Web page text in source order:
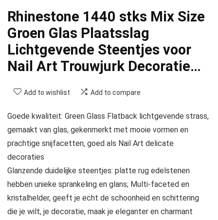
Rhinestone 1440 stks Mix Size
Groen Glas Plaatsslag
Lichtgevende Steentjes voor
Nail Art Trouwjurk Decoratie…
Add to wishlist Add to compare
Goede kwaliteit: Green Glass Flatback lichtgevende strass,
gemaakt van glas, gekenmerkt met mooie vormen en
prachtige snijfacetten, goed als Nail Art delicate
decoraties
Glanzende duidelijke steentjes: platte rug edelstenen
hebben unieke sprankeling en glans; Multi-faceted en
kristalhelder, geeft je echt de schoonheid en schittering
die je wilt, je decoratie, maak je eleganter en charmant